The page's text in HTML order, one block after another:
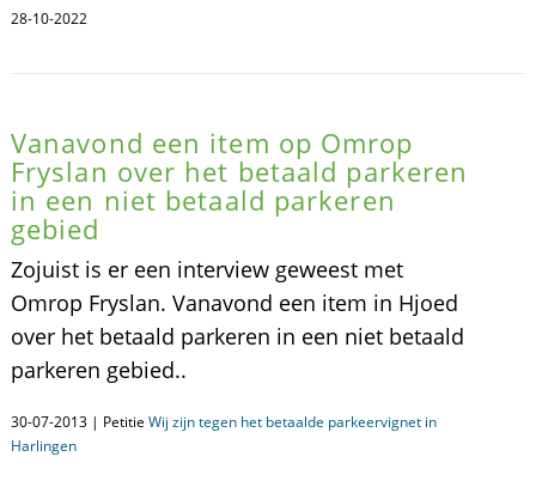
28-10-2022
Vanavond een item op Omrop
Fryslan over het betaald parkeren
in een niet betaald parkeren
gebied
Zojuist is er een interview geweest met
Omrop Fryslan. Vanavond een item in Hjoed
over het betaald parkeren in een niet betaald
parkeren gebied..
30-07-2013 | Petitie Wij zijn tegen het betaalde parkeervignet in
Harlingen